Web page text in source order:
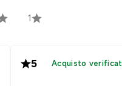
1
5 Acquisto